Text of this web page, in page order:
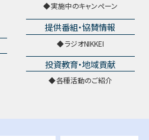
実施中のキャンペーン
提供番組・協賛情報
ラジオNIKKEI
投資教育・地域貢献
各種活動のご紹介